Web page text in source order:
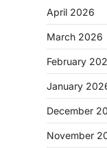
April 2026
March 2026
February
January
December
November